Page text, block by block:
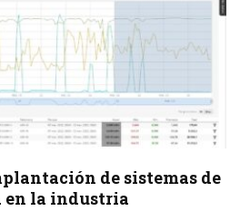
de sistemas de
en la industria